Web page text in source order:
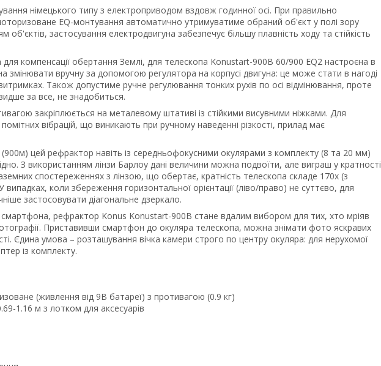
німецького типу з електроприводом вздовж годинної осі. При правильно
EQ-монтування автоматично утримуватиме обраний об'єкт у полі зору
об'єктів, застосування електродвигуна забезпечує більшу плавність ходу та стійкість
компенсації обертання Землі, для телескопа Konustart-900B 60/900 EQ2 настроєна в
змінювати вручну за допомогою регулятора на корпусі двигуна: це може стати в нагоді
Також допустиме ручне регулювання тонких рухів по осі відмінювання, проте
за все, не знадобиться.
закріплюється на металевому штативі із стійкими висувними ніжками. Для
вібрацій, що виникають при ручному наведенні різкості, прилад має
(900м) цей рефрактор навіть із середньофокусними окулярами з комплекту (8 та 20 мм)
З використанням лінзи Барлоу дані величини можна подвоїти, але виграш у кратності
спостереженнях з лінзою, що обертає, кратність телескопа складе 170x (з
коли збереження горизонтальної орієнтації (ліво/право) не суттєво, для
застосовувати діагональне дзеркало.
смартфона, рефрактор Konus Konustart-900B стане вдалим вибором для тих, хто мріяв
Приставивши смартфон до окуляра телескопа, можна знімати фото яскравих
Єдина умова – розташування вічка камери строго по центру окуляра: для нерухомої
із комплекту.
(живлення від 9В батареї) з противагою (0.9 кг)
1.16 м з лотком для аксесуарів